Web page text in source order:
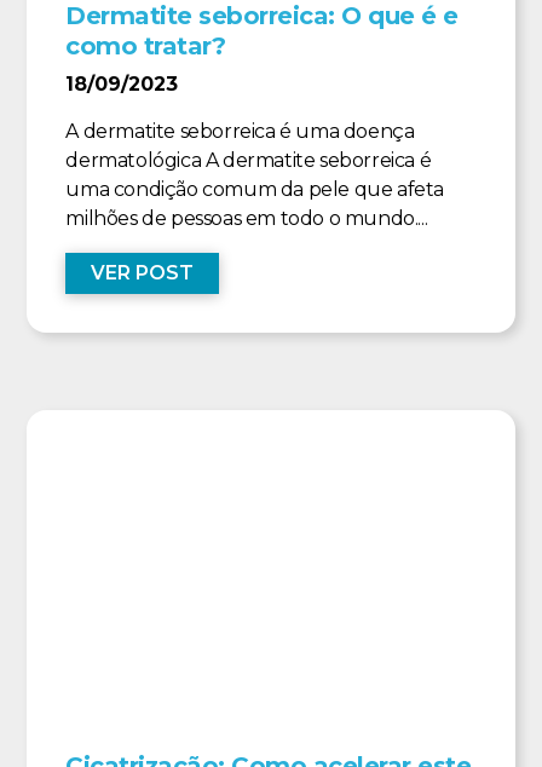
Dermatite seborreica: O que é e
como tratar?
18/09/2023
A dermatite seborreica é uma doença
dermatológica A dermatite seborreica é
uma condição comum da pele que afeta
milhões de pessoas em todo o mundo....
VER POST